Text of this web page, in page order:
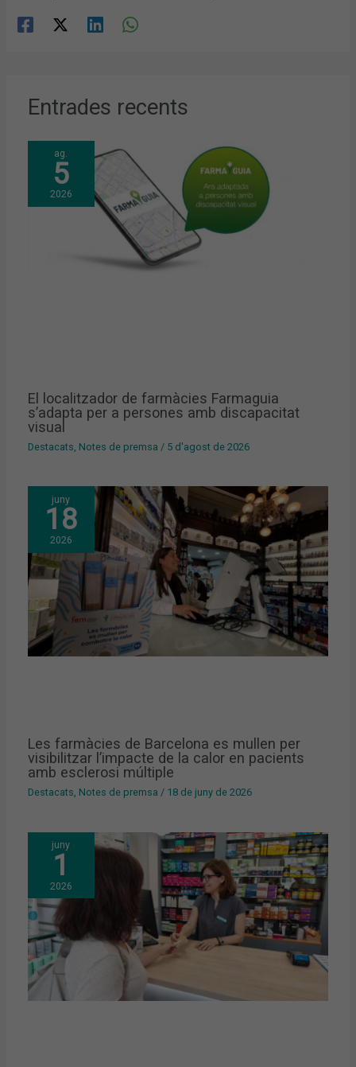
Entrades recents
ag.
5
2026
El localitzador de farmàcies Farmaguia
s’adapta per a persones amb discapacitat
visual
Destacats Notes de premsa / 5 d'agost de 2026
juny
18
2026
Les farmàcies de Barcelona es mullen per
visibilitzar l’impacte de la calor en pacients
amb esclerosi múltiple
Destacats, Notes de premsa / 18 de juny de 2026
juny
1
2026